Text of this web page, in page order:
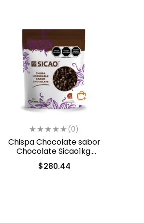
(0)
Chispa Chocolate sabor
Chocolate Sicao1kg.
(0312-A99)
$280.44